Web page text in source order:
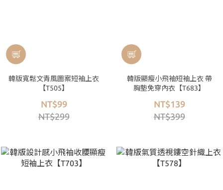
韓版寬鬆文青風圖案短袖上衣
【T505】
NT$99
NT$299
韓版顯瘦小飛袖短袖上衣 帶
胸墊免穿內衣【T683】
NT$139
NT$399